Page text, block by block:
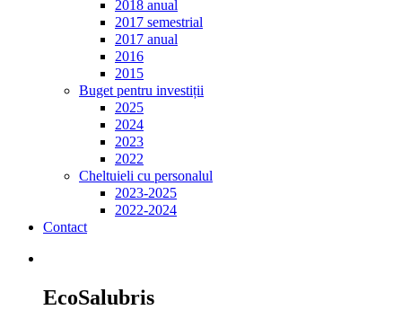
2018 anual
2017 semestrial
2017 anual
2016
2015
Buget pentru investiții
2025
2024
2023
2022
Cheltuieli cu personalul
2023-2025
2022-2024
Contact
EcoSalubris